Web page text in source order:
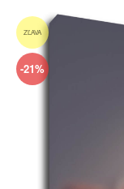
ZĽAVA
-21%